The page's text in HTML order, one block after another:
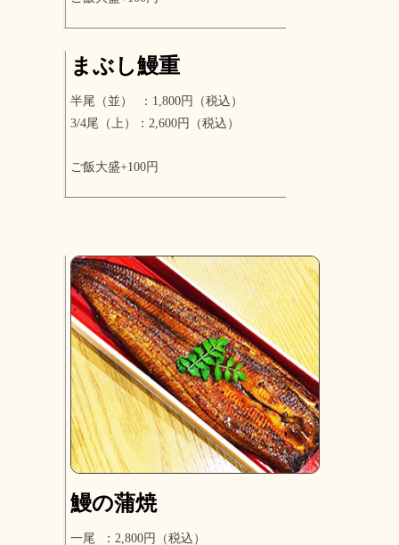
まぶし鰻重
半尾（並） ：1,800円（税込）
3/4尾（上）：2,600円（税込）
ご飯大盛+100円
鰻の蒲焼
一尾 ：2,800円（税込）